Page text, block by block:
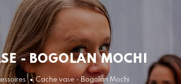
- BOGOLAN MOCHI
Cache vase - Bogolan Mochi